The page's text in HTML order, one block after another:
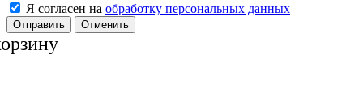
Я согласен на обработку персональных данных
Отменить